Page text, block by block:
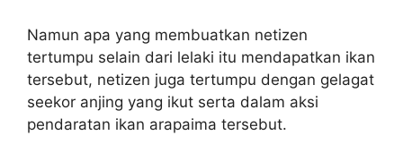
Namun apa yang membuatkan netizen
tertumpu selain dari lelaki itu mendapatkan ikan
tersebut, netizen juga tertumpu dengan gelagat
seekor anjing yang ikut serta dalam aksi
pendaratan ikan arapaima tersebut.